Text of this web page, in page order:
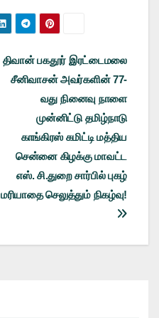
திவான் பகதூர் இரட்டைமலை
சீனிவாசன் அவர்களின் 77-
வது நினைவு நாளை
முன்னிட்டு தமிழ்நாடு
காங்கிரஸ் கமிட்டி மத்திய
சென்னை கிழக்கு மாவட்ட
எஸ். சி.துறை சார்பில் புகழ்
மரியாதை செலுத்தும் நிகழ்வு!